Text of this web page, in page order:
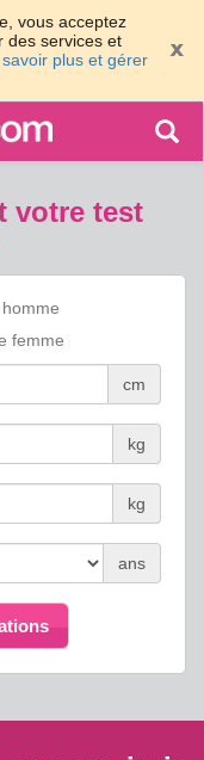
vous acceptez
des services et
savoir plus et gérer
votre test
femme
cm
kg
kg
ans